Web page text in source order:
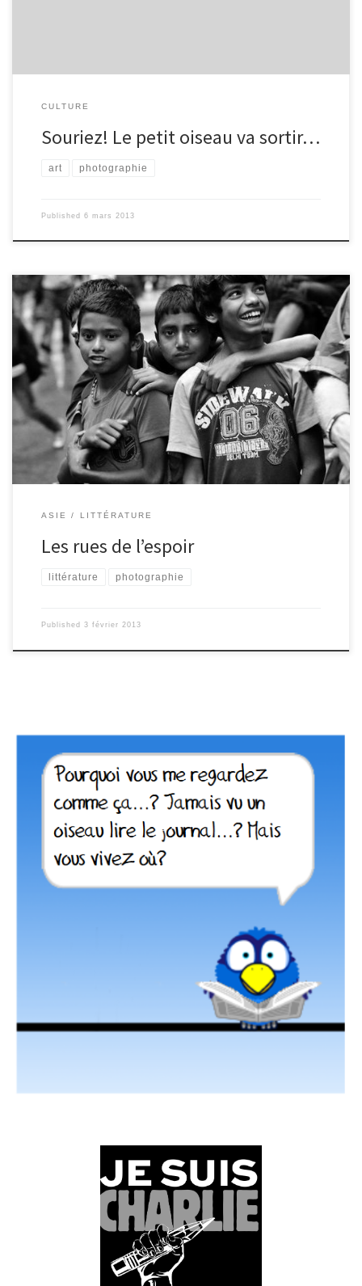
CULTURE
Souriez! Le petit oiseau va sortir…
art photographie
Published 6 mars 2013
Mômes de Katmandou : les rues de l’espoir. Cet ouvrage a été
créé par un photographe, qui exerce cette profession depuis 16
ans : Michel Blot. Il a réalisé plusieurs treks au Népal, dont il a
ramené des clichés qu’il présente à travers des expositions, des
montages audiovisuels, et deux livres (le premier s’intitulait
Regards croisés sur le Népal). Dans son dernier ouvrage, Michel
Blot part à la rencontre des enfants des rues et nous fait découvrir
leurs métiers, leur […]
ASIE LITTÉRATURE
Les rues de l’espoir
littérature photographie
Published 3 février 2013